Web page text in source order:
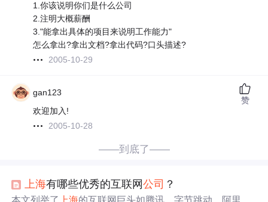
1.你该说明你们是什么公司
2.注明大概薪酬
3."能拿出具体的项目来说明工作能力"
怎么拿出?拿出文档?拿出代码?口头描述?
2005-10-29
gan123
欢迎加入!
2005-10-28
赞
——到底了——
上海有哪些优秀的互联网公司 ？